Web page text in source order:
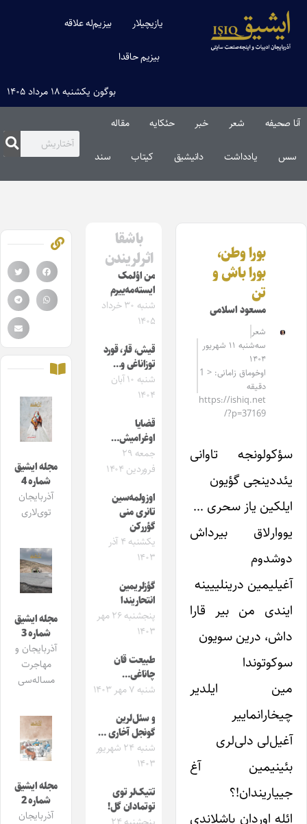
یازیچیلار بیزیم‌له علاقه
بیزیم حاقدا
بوگون یکشنبه ۱۸ مرداد ۱۴۰۵
آنا صحیفه شعر خبر حئکایه مقاله‌
سس یادداشت دانیشیق کیتاب سند
بورا وطن،
بورا باش و
تن
مسعود اسلامی
شعر
سه‌شنبه ۱۱ شهریور
۱۴۰۴
اوخوماق زامانی: < 1
دقیقه
https://ishiq.net
/?p=37169
سؤکولونجه تاوانی
یئددینجی گؤیون
ایلکین یاز سحری …
یووارلاق بیرداش
دوشدوم
آغیلیمین درینلییینه
ایندی من بیر قارا
داش، درین سویون
سوکوتوندا
مین‌‌ ایلدیر
چیخارانماییر
آغیل‌لی دلی‌لری
بئینیمین آغ
جییاریندان!؟
ائله اوردان باشلاندی
باشقا
اثرلریندن
من اؤلمک
ایسته‌مه‌ییرم
شنبه ۳۰ خرداد
۱۴۰۵
قیش، قار، قورد
توزاناغی و…
شنبه ۱۰ آبان
۱۴۰۴
قضایا
اوغرامیش…
جمعه ۲۹
فروردین ۱۴۰۴
اوزولمه‌سین
تانری منی
گؤررکن
یکشنبه ۴ آذر
۱۴۰۳
گؤزلریمین
انتحاریندا
پنجشنبه ۲۶ مهر
۱۴۰۳
طبیعت قان
چاناغی…
شنبه ۷ مهر ۱۴۰۳
و سئل‌لرین
گونجل آخاری …
شنبه ۲۴ شهریور
۱۴۰۳
تتیک‌لر توی
توتمادان گل!
مجله ایشیق
شماره 4
آذربایجان
توی‌لاری
مجله ایشیق
شماره 3
آذربایجان و
مهاجرت
مساله‌سی
مجله ایشیق
شماره 2
آذربایجان